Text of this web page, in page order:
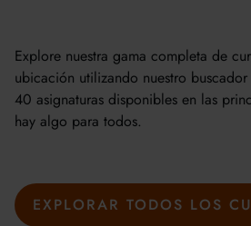
Explore nuestra gama completa de
ubicación utilizando nuestro
40 asignaturas disponibles en las
hay algo para todos.
EXPLORAR TODOS LOS